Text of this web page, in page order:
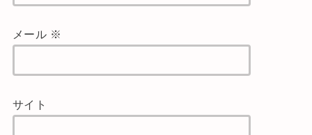
メール ※
サイト